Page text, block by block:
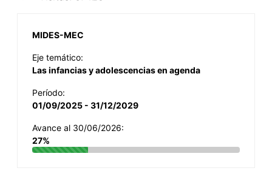
MIDES-MEC
Eje temático:
Las infancias y adolescencias en agenda
Período:
01/09/2025 - 31/12/2029
Avance al 30/06/2026:
27%